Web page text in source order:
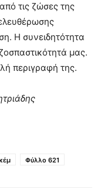
τις ζώσες της
Η συνειδητότητα
μας.
περιγραφή της.
Φύλλο 621